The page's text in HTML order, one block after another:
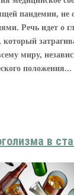
пандемии, не
Речь идет о
миру,
положения...
в